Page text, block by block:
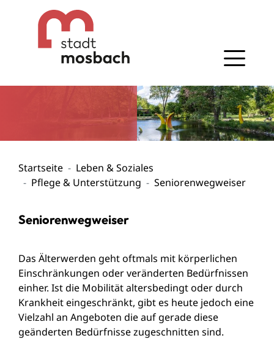
Gehe zum Navigationsbereich
Gehe zum Inhalt
Startseite
Leben & Soziales
Pflege & Unterstützung
Seniorenwegweiser
Seniorenwegweiser
Das Älterwerden geht oftmals mit körperlichen
Einschränkungen oder veränderten Bedürfnissen
einher. Ist die Mobilität altersbedingt oder durch
Krankheit eingeschränkt, gibt es heute jedoch eine
Vielzahl an Angeboten die auf gerade diese
geänderten Bedürfnisse zugeschnitten sind.